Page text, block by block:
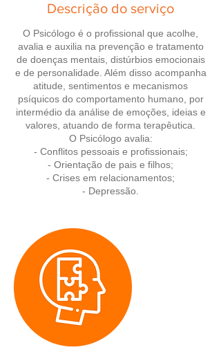
Descrição do serviço
O Psicólogo é o profissional que acolhe,
avalia e auxilia na prevenção e tratamento
de doenças mentais, distúrbios emocionais
e de personalidade. Além disso acompanha
atitude, sentimentos e mecanismos
psíquicos do comportamento humano, por
intermédio da análise de emoções, ideias e
valores, atuando de forma terapêutica.
O Psicólogo avalia:
- Conflitos pessoais e profissionais;
- Orientação de pais e filhos;
- Crises em relacionamentos;
- Depressão.